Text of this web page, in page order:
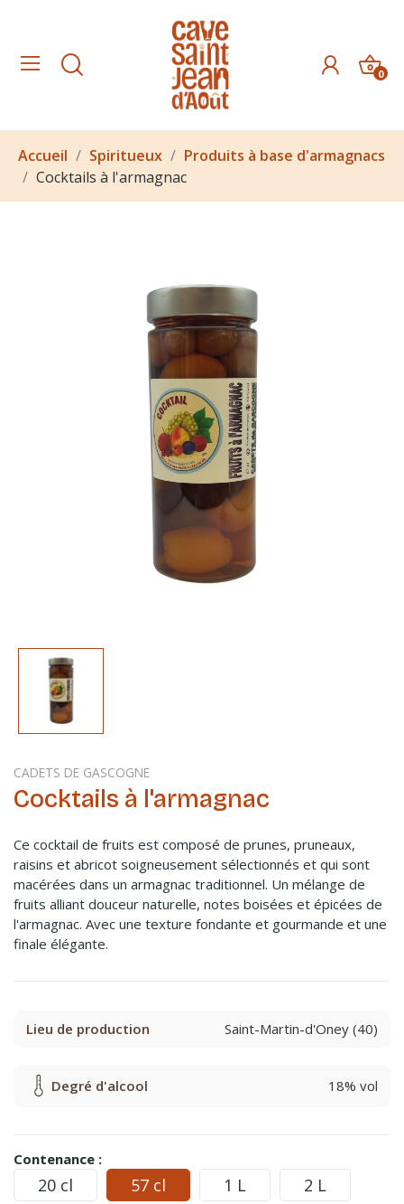
0
Accueil Spiritueux
Produits à base d'armagnacs
Cocktails à l'armagnac
CADETS DE GASCOGNE
Cocktails à l'armagnac
Ce cocktail de fruits est composé de prunes, pruneaux,
raisins et abricot soigneusement sélectionnés et qui sont
macérées dans un armagnac traditionnel. Un mélange de
fruits alliant douceur naturelle, notes boisées et épicées de
l'armagnac. Avec une texture fondante et gourmande et une
finale élégante.
Lieu de production Saint-Martin-d'Oney (40)
Degré d'alcool 18% vol
Contenance :
20 cl 57 cl 1 L 2 L